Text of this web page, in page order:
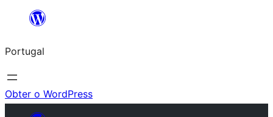
Saltar
o
conteúdo
Portugal
Obter o WordPress